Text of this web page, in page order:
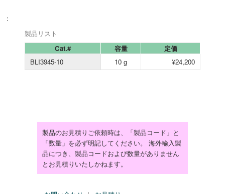
:
製品リスト
Cat.#
容量
定価
BLI3945-10
10 g ¥24,200
製品のお見積りご依頼時は、「製品コード」と
「数量」を必ず明記してください。 海外輸入製
品につき、製品コードおよび数量がありません
とお見積りいたしかねます。